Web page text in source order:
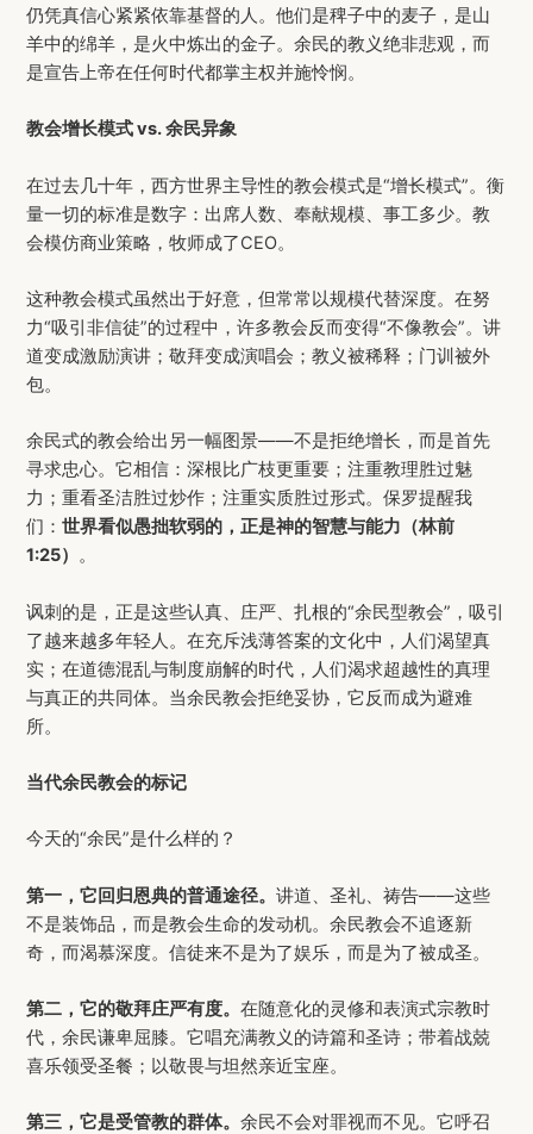
仍凭真信心紧紧依靠基督的人。他们是稗子中的麦子，是山
羊中的绵羊，是火中炼出的金子。余民的教义绝非悲观，而
是宣告上帝在任何时代都掌主权并施怜悯。
教会增长模式 vs. 余民异象
在过去几十年，西方世界主导性的教会模式是“增长模式”。衡
量一切的标准是数字：出席人数、奉献规模、事工多少。教
会模仿商业策略，牧师成了CEO。
这种教会模式虽然出于好意，但常常以规模代替深度。在努
力“吸引非信徒”的过程中，许多教会反而变得“不像教会”。讲
道变成激励演讲；敬拜变成演唱会；教义被稀释；门训被外
包。
余民式的教会给出另一幅图景——不是拒绝增长，而是首先
寻求忠心。它相信：深根比广枝更重要；注重教理胜过魅
力；重看圣洁胜过炒作；注重实质胜过形式。保罗提醒我
们：世界看似愚拙软弱的，正是神的智慧与能力（林前
1:25） 。
讽刺的是，正是这些认真、庄严、扎根的“余民型教会”，吸引
了越来越多年轻人。在充斥浅薄答案的文化中，人们渴望真
实；在道德混乱与制度崩解的时代，人们渴求超越性的真理
与真正的共同体。当余民教会拒绝妥协，它反而成为避难
所。
当代余民教会的标记
今天的“余民”是什么样的？
第一，它回归恩典的普通途径。讲道、圣礼、祷告——这些
不是装饰品，而是教会生命的发动机。余民教会不追逐新
奇，而渴慕深度。信徒来不是为了娱乐，而是为了被成圣。
第二，它的敬拜庄严有度。在随意化的灵修和表演式宗教时
代，余民谦卑屈膝。它唱充满教义的诗篇和圣诗；带着战兢
喜乐领受圣餐；以敬畏与坦然亲近宝座。
第三，它是受管教的群体。余民不会对罪视而不见。它呼召